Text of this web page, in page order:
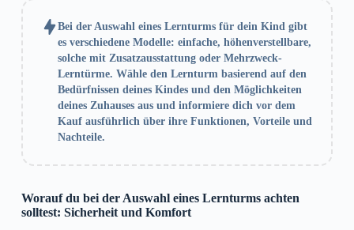
Bei der Auswahl eines Lernturms für dein Kind gibt
es verschiedene Modelle: einfache, höhenverstellbare,
solche mit Zusatzausstattung oder Mehrzweck-
Lerntürme. Wähle den Lernturm basierend auf den
Bedürfnissen deines Kindes und den Möglichkeiten
deines Zuhauses aus und informiere dich vor dem
Kauf ausführlich über ihre Funktionen, Vorteile und
Nachteile.
Worauf du bei der Auswahl eines Lernturms achten
solltest: Sicherheit und Komfort